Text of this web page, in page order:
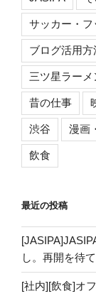
サッカー・フ
ブログ活用方
三ツ星ラーメ
昔の仕事
渋谷 漫画
飲食
最近の投稿
し。再開を待て
[社内][飲食]オ